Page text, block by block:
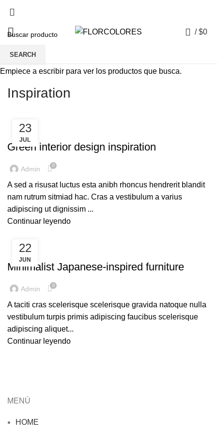
/ $0
Inspiration
23
JUL
INSPIRATION
Green interior design inspiration
Admin 0
A sed a risusat luctus esta anibh rhoncus hendrerit blandit
nam rutrum sitmiad hac. Cras a vestibulum a varius
adipiscing ut dignissim ...
Continuar leyendo
22
JUN
INSPIRATION
Minimalist Japanese-inspired furniture
Admin 0
A taciti cras scelerisque scelerisque gravida natoque nulla
vestibulum turpis primis adipiscing faucibus scelerisque
adipiscing aliquet...
Continuar leyendo
MENÚ
HOME
SEARCH
Empiece a escribir para ver los productos que busca.